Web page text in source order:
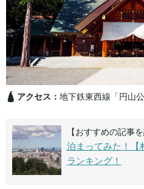
🛕 アクセス： 地下鉄東西線「円山
【おすすめの記事を
泊まってみた！【
ランキング！